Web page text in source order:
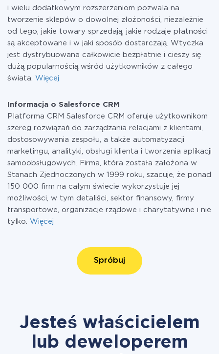
i wielu dodatkowym rozszerzeniom pozwala na
tworzenie sklepów o dowolnej złożoności, niezależnie
od tego, jakie towary sprzedają, jakie rodzaje płatności
są akceptowane i w jaki sposób dostarczają. Wtyczka
jest dystrybuowana całkowicie bezpłatnie i cieszy się
dużą popularnością wśród użytkowników z całego
świata. Więcej
Informacja o Salesforce CRM
Platforma CRM Salesforce CRM oferuje użytkownikom
szereg rozwiązań do zarządzania relacjami z klientami,
dostosowywania zespołu, a także automatyzacji
marketingu, analityki, obsługi klienta i tworzenia aplikacji
samoobsługowych. Firma, która została założona w
Stanach Zjednoczonych w 1999 roku, szacuje, że ponad
150 000 firm na całym świecie wykorzystuje jej
możliwości, w tym detaliści, sektor finansowy, firmy
transportowe, organizacje rządowe i charytatywne i nie
tylko. Więcej
Spróbuj
Jesteś właścicielem
lub deweloperem